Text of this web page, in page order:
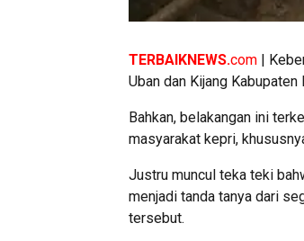
TERBAIKNEWS.com |
Uban dan Kijang
Bahkan, belakangan ini
masyarakat kepri,
Justru muncul teka teki
menjadi tanda tanya dari
tersebut.